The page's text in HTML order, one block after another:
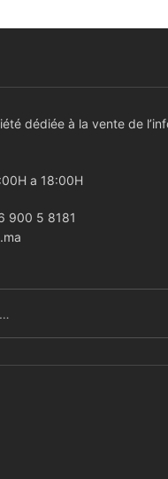
dédiée à la vente de
a 18:00H
900 5 8181